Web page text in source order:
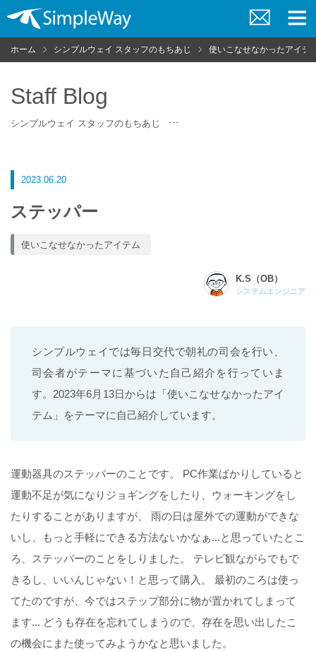
問
い
ニ
ュ
ホーム シンプルウェイ スタッフのもちあじ 使いこなせなかったアイテ
Staff Blog
シンプルウェイ スタッフのもちあじ
2023.06.20
ステッパー
使いこなせなかったアイテム
K.S（OB）
システムエンジニア
シンプルウェイでは毎日交代で朝礼の司会を行い、
司会者がテーマに基づいた自己紹介を行っていま
す。2023年6月13日からは「使いこなせなかったアイ
テム」をテーマに自己紹介しています。
運動器具のステッパーのことです。 PC作業ばかりしていると
運動不足が気になりジョギングをしたり、ウォーキングをし
たりすることがありますが、 雨の日は屋外での運動ができな
いし、もっと手軽にできる方法ないかなぁ...と思っていたとこ
ろ、ステッパーのことをしりました。 テレビ観ながらでもで
きるし、いいんじゃない！と思って購入。 最初のころは使っ
てたのですが、今ではステップ部分に物が置かれてしまって
ます... どうも存在を忘れてしまうので、存在を思い出したこ
の機会にまた使ってみようかなと思いました。